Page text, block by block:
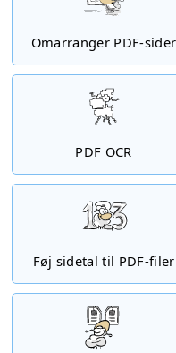
Omarranger PDF-sider
PDF OCR
Føj sidetal til PDF-filer